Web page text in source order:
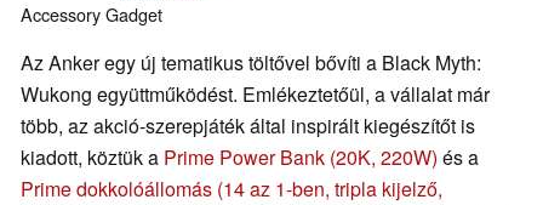
AccessoryGadget
Az Anker egy új tematikus töltővel bővíti a Black Myth:
Wukong együttműködést. Emlékeztetőül, a vállalat már
több, az akció-szerepjáték által inspirált kiegészítőt is
kiadott, köztük a Prime Power Bank (20K, 220W) és a
Prime dokkolóállomás (14 az 1-ben, tripla kijelző,